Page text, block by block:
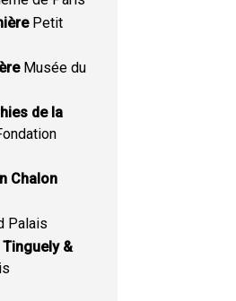
Petit
Musée du
de la
Chalon
Palais
Tinguely &